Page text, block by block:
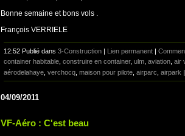
Bonne semaine et bons vols .
François VERRIELE
12:52 Publié dans 3-Construction | Lien permanent |
container habitable construire en container, ulm aviation air
aérodelahaye verchocq maison pour pilote airparc airpark |
04/09/2011
VF-Aéro : C'est beau